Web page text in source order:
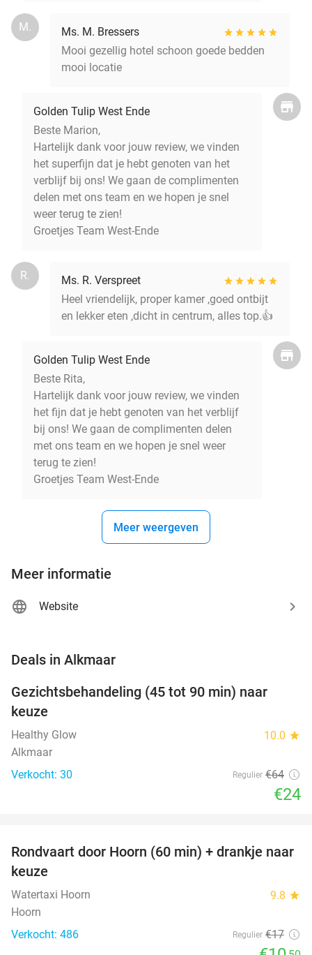
M.
Ms. M. Bressers
Mooi gezellig hotel schoon goede bedden
mooi locatie
Golden Tulip West Ende
Beste Marion,
Hartelijk dank voor jouw review, we vinden
het superfijn dat je hebt genoten van het
verblijf bij ons! We gaan de complimenten
delen met ons team en we hopen je snel
weer terug te zien!
Groetjes Team West-Ende
R.
Ms. R. Verspreet
Heel vriendelijk, proper kamer ,goed ontbijt
en lekker eten ,dicht in centrum, alles top.👍
Golden Tulip West Ende
Beste Rita,
Hartelijk dank voor jouw review, we vinden
het fijn dat je hebt genoten van het verblijf
bij ons! We gaan de complimenten delen
met ons team en we hopen je snel weer
terug te zien!
Groetjes Team West-Ende
Meer weergeven
Meer informatie
Website
Deals in Alkmaar
TODAY
Gezichtsbehandeling (45 tot 90 min) naar
keuze
Healthy Glow 10.0 star
Alkmaar
Verkocht: 30
Regulier €64
€24
38%
Rondvaart door Hoorn (60 min) + drankje naar
keuze
Watertaxi Hoorn 9.8 star
Hoorn
Verkocht: 486
Regulier €17